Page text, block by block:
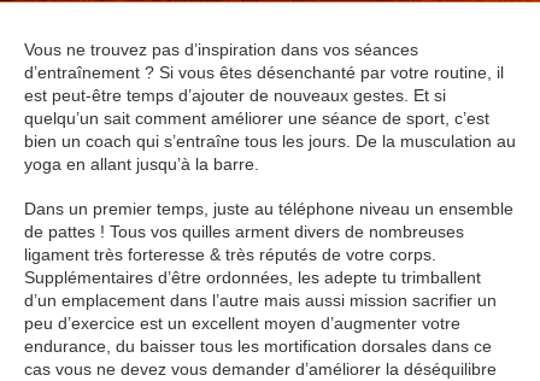
Vous ne trouvez pas d’inspiration dans vos séances
d’entraînement ? Si vous êtes désenchanté par votre routine, il
est peut-être temps d’ajouter de nouveaux gestes. Et si
quelqu’un sait comment améliorer une séance de sport, c’est
bien un coach qui s’entraîne tous les jours. De la musculation au
yoga en allant jusqu’à la barre.
Dans un premier temps, juste au téléphone niveau un ensemble
de pattes ! Tous vos quilles arment divers de nombreuses
ligament très forteresse & très réputés de votre corps.
Supplémentaires d’être ordonnées, les adepte tu trimballent
d’un emplacement dans l’autre mais aussi mission sacrifier un
peu d’exercice est un excellent moyen d’augmenter votre
endurance, du baisser tous les mortification dorsales dans ce
cas vous ne devez vous demander d’améliorer la déséquilibre